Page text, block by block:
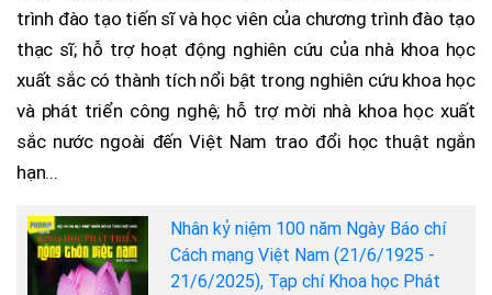
trình đào tạo tiến sĩ và học viên của chương trình đào tạo
thạc sĩ; hỗ trợ hoạt động nghiên cứu của nhà khoa học
xuất sắc có thành tích nổi bật trong nghiên cứu khoa học
và phát triển công nghệ; hỗ trợ mời nhà khoa học xuất
sắc nước ngoài đến Việt Nam trao đổi học thuật ngắn
hạn...
Nhân kỷ niệm 100 năm Ngày Báo chí
Cách mạng Việt Nam (21/6/1925 -
21/6/2025), Tạp chí Khoa học Phát